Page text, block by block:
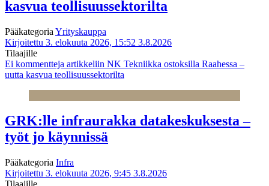
kasvua teollisuussektorilta
Pääkategoria Yrityskauppa
Kirjoitettu 3. elokuuta 2026, 15:52 3.8.2026
Tilaajille
Ei kommentteja artikkeliin NK Tekniikka ostoksilla Raahessa –
uutta kasvua teollisuussektorilta
GRK:lle infraurakka datakeskuksesta –
työt jo käynnissä
Pääkategoria Infra
Kirjoitettu 3. elokuuta 2026, 9:45 3.8.2026